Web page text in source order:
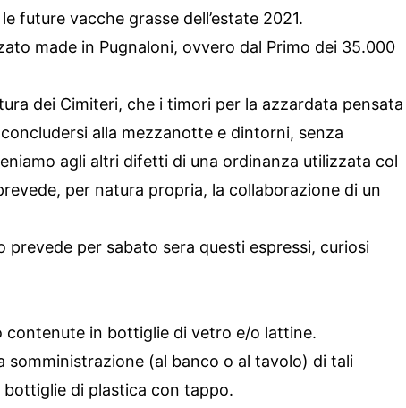
future vacche grasse dell’estate 2021.
made in Pugnaloni, ovvero dal Primo dei 35.000
dei Cimiteri, che i timori per la azzardata pensata
alla mezzanotte e dintorni, senza
agli altri difetti di una ordinanza utilizzata col
per natura propria, la collaborazione di un
prevede per sabato sera questi espressi, curiosi
in bottiglie di vetro e/o lattine.
somministrazione (al banco o al tavolo) di tali
di plastica con tappo.